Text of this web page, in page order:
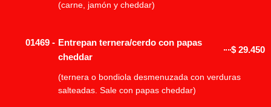
(carne, jamón y cheddar)
01469 - Entrepan ternera/cerdo con papas
cheddar
$29.450
(ternera o bondiola desmenuzada con verduras
salteadas. Sale con papas cheddar)